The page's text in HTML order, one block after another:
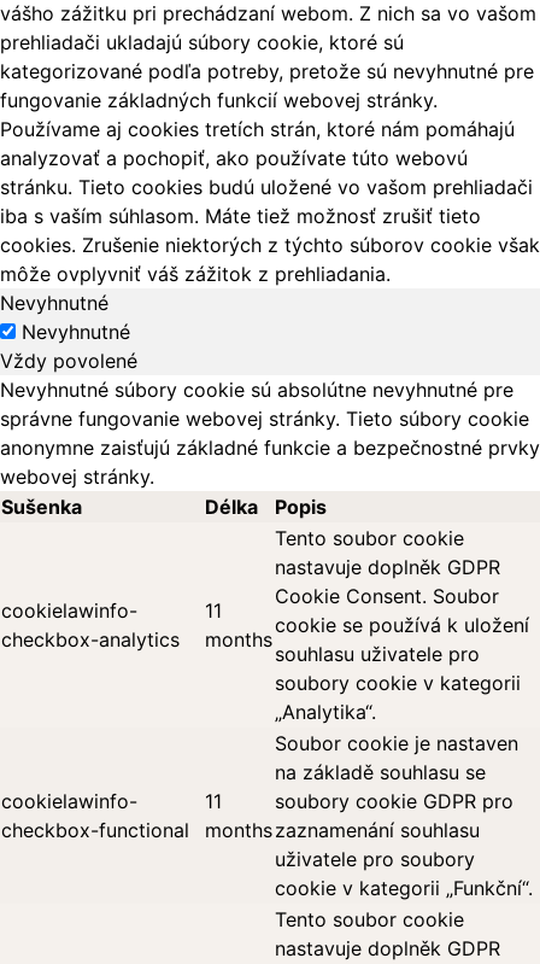
vášho zážitku pri prechádzaní webom. Z nich sa vo vašom
prehliadači ukladajú súbory cookie, ktoré sú
kategorizované podľa potreby, pretože sú nevyhnutné pre
fungovanie základných funkcií webovej stránky.
Používame aj cookies tretích strán, ktoré nám pomáhajú
analyzovať a pochopiť, ako používate túto webovú
stránku. Tieto cookies budú uložené vo vašom prehliadači
iba s vaším súhlasom. Máte tiež možnosť zrušiť tieto
cookies. Zrušenie niektorých z týchto súborov cookie však
môže ovplyvniť váš zážitok z prehliadania.
Nevyhnutné
Nevyhnutné
Vždy povolené
Nevyhnutné súbory cookie sú absolútne nevyhnutné pre
správne fungovanie webovej stránky. Tieto súbory cookie
anonymne zaisťujú základné funkcie a bezpečnostné prvky
webovej stránky.
Sušenka
Délka Popis
cookielawinfo-
checkbox-analytics
11
months
Tento soubor cookie
nastavuje doplněk GDPR
Cookie Consent. Soubor
cookie se používá k uložení
souhlasu uživatele pro
soubory cookie v kategorii
„Analytika“.
cookielawinfo-
checkbox-functional
11
months
Soubor cookie je nastaven
na základě souhlasu se
soubory cookie GDPR pro
zaznamenání souhlasu
uživatele pro soubory
cookie v kategorii „Funkční“.
Tento soubor cookie
nastavuje doplněk GDPR